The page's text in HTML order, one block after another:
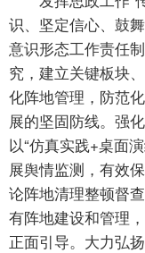
识、坚定信心、鼓
意识形态工作责任
究，建立关键板块
化阵地管理，防范
展的坚固防线。强
以“仿真实践+桌面
展舆情监测，有效
论阵地清理整顿督
有阵地建设和管理
正面引导。大力弘